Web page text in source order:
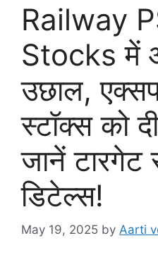
Railway
Stocks में
उछाल,
स्टॉक्स को
जानें टारगेट
डिटेल्स!
May 19, 2025 by Aarti